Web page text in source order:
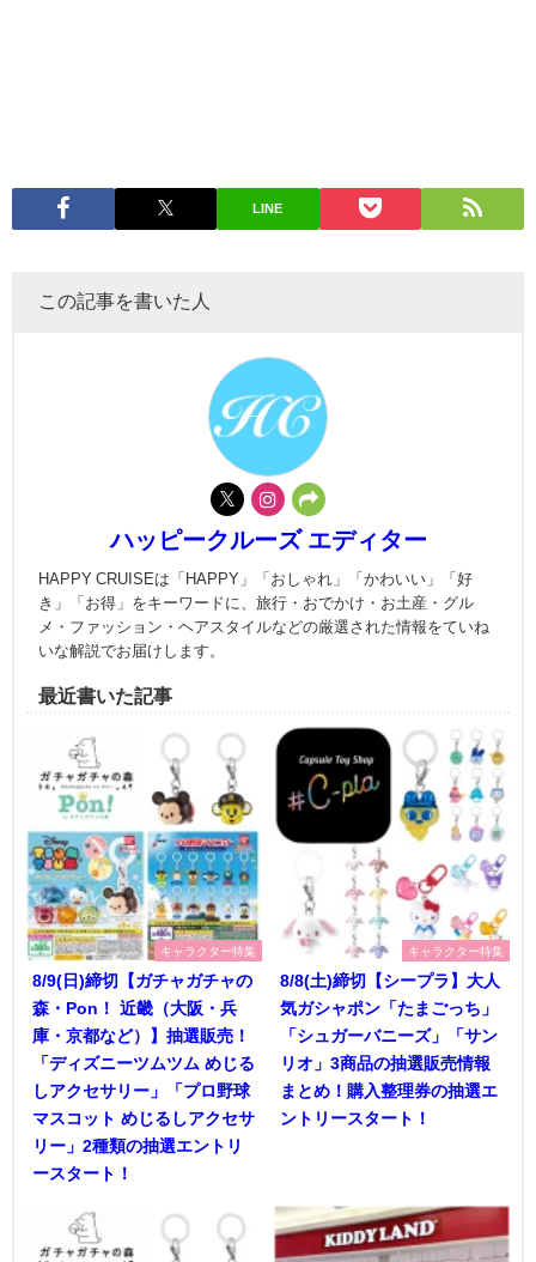
LINE
この記事を書いた人
ハッピークルーズ エディター
HAPPY CRUISEは「HAPPY」「おしゃれ」「かわいい」「好
き」「お得」をキーワードに、旅行・おでかけ・お土産・グル
メ・ファッション・ヘアスタイルなどの厳選された情報をていね
いな解説でお届けします。
最近書いた記事
キャラクター特集
8/9(日)締切【ガチャガチャの
森・Pon！ 近畿（大阪・兵
庫・京都など）】抽選販売！
「ディズニーツムツム めじる
しアクセサリー」「プロ野球
マスコット めじるしアクセサ
リー」2種類の抽選エントリ
ースタート！
キャラクター特集
8/8(土)締切【シープラ】大人
気ガシャポン「たまごっち」
「シュガーバニーズ」「サン
リオ」3商品の抽選販売情報
まとめ！購入整理券の抽選エ
ントリースタート！